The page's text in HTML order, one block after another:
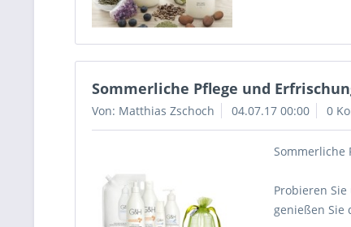
Sommerliche Pflege und
Von: Matthias Zschoch 04.07.17 00:00 0
Sommerliche
Probieren
genießen Sie